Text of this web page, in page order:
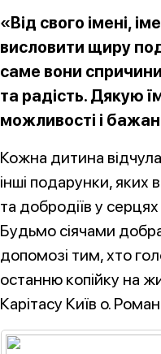
«Від свого імені,
висловити щиру
саме вони
та радість. Дякую
можливості і
Кожна дитина
інші подарунки, яких
та добродіїв у
Будьмо сіячами
допомозі тим, хто
останню копійку на
Карітасу Київ о.